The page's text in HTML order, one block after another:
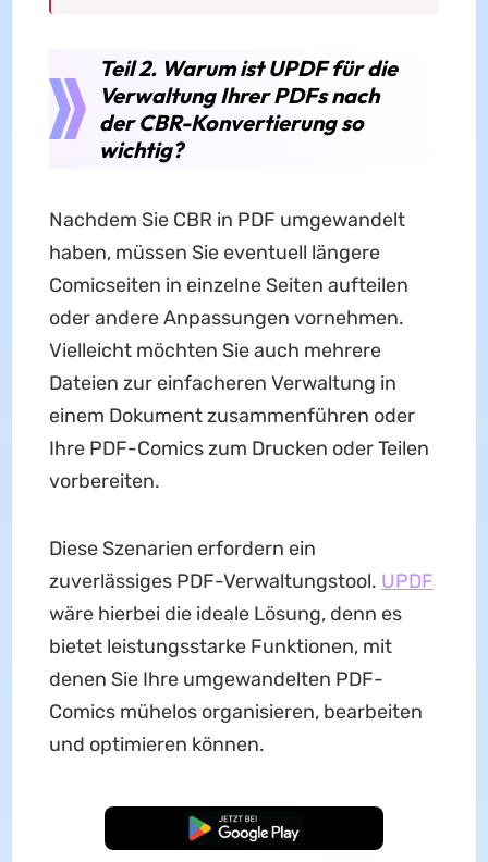
Teil 2. Warum ist UPDF für die
Verwaltung Ihrer PDFs nach
der CBR-Konvertierung so
wichtig?
Nachdem Sie CBR in PDF umgewandelt
haben, müssen Sie eventuell längere
Comicseiten in einzelne Seiten aufteilen
oder andere Anpassungen vornehmen.
Vielleicht möchten Sie auch mehrere
Dateien zur einfacheren Verwaltung in
einem Dokument zusammenführen oder
Ihre PDF-Comics zum Drucken oder Teilen
vorbereiten.
Diese Szenarien erfordern ein
zuverlässiges PDF-Verwaltungstool. UPDF
wäre hierbei die ideale Lösung, denn es
bietet leistungsstarke Funktionen, mit
denen Sie Ihre umgewandelten PDF-
Comics mühelos organisieren, bearbeiten
und optimieren können.
Kostenloser Download